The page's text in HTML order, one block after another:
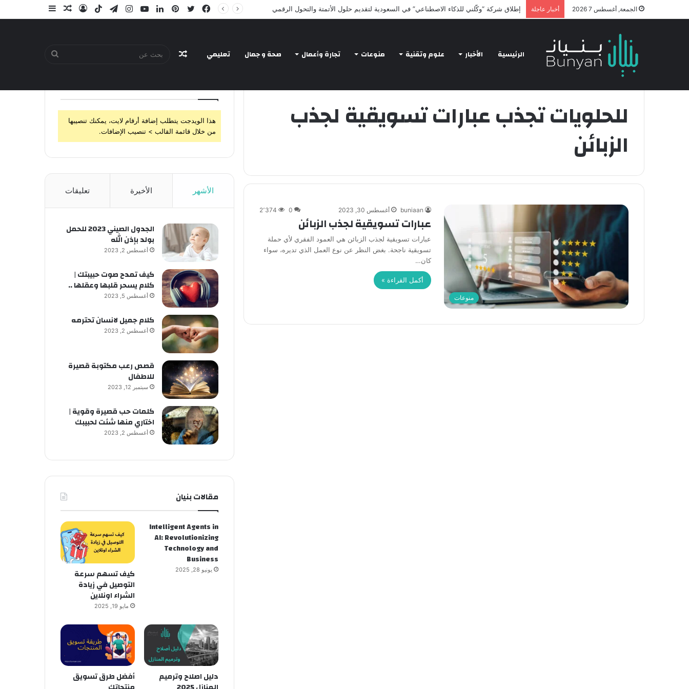
الجمعة, أغسطس 7 2026 أخبار عاجلة Intelligent Agents in AI: Revolutionizing Technology and Business
إضافةمقالتسجيل
‫TikTok تيلقرام
انستقراميوتيوبلينكدإن
بينتيريستتويتر
فيسبوك
الرئيسية الأخبار علوم وتقنية منوعات تجارة وأعمال صحة و جمال تعليمي بحث مقال
عشوائي للحلويات تجذب عبارات تسويقية لجذب
الزبائن
منوعات
buniaan أغسطس 30, 2023 0 2٬374
عبارات تسويقية لجذب الزبائن
عبارات تسويقية لجذب الزبائن هي العمود الفقري لأي حملة
تسويقية ناجحة. بغض النظر عن نوع العمل الذي تديره، سواء
كان…
أكمل القراءة »
هذا الويدجت يتطلب إضافة أرقام لايت، يمكنك تنصيبها
من خلال قائمة القالب > تنصيب الإضافات.
الأشهر الأخيرة تعليقات
الجدول الصيني 2023 للحمل
بولد بإذن الله
أغسطس 2, 2023
كيف تمدح صوت حبيبتك |
كلام يسحر قلبها وعقلها ..
أغسطس 5, 2023
كلام جميل لانسان تحترمه
أغسطس 2, 2023
قصص رعب مكتوبة قصيرة
للاطفال
سبتمبر 12, 2023
كلمات حب قصيرة وقوية |
اختاري منها شئت لحبيبك
أغسطس 2, 2023
مقالات بنيان
Intelligent Agents in
AI: Revolutionizing
Technology and
Business
يونيو 28, 2025
كيف تسهم سرعة
التوصيل في زيادة
الشراء اونلاين
مايو 19, 2025
دليل اصلاح وترميم
أفضل طرق تسويق